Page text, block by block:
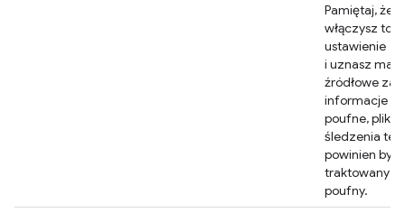
Pamiętaj, że
włączysz to
ustawienie
i uznasz
źródłowe za
informacje
poufne, plik
śledzenia też
powinien być
traktowany
poufny.